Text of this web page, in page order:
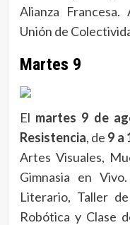
Alianza
Unión de
Martes 9
El martes 9 de
Resistencia, de 9 a
Artes Visuales,
Gimnasia en
Literario, Taller
Robótica y Clase